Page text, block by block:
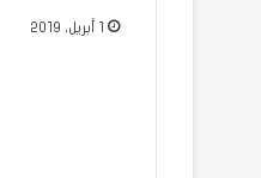
1 أبريل، 2019